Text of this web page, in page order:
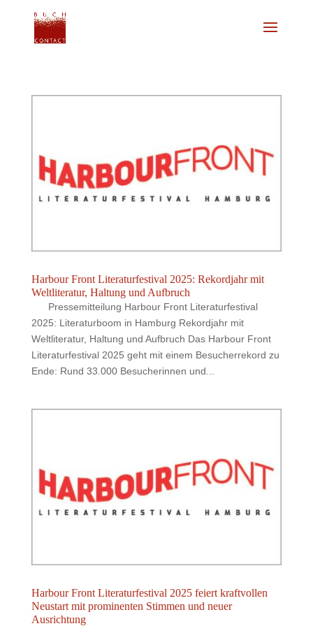
Harbour Front Literaturfestival 2025: Rekordjahr mit
Weltliteratur, Haltung und Aufbruch
Pressemitteilung Harbour Front Literaturfestival
2025: Literaturboom in Hamburg Rekordjahr mit
Weltliteratur, Haltung und Aufbruch Das Harbour Front
Literaturfestival 2025 geht mit einem Besucherrekord zu
Ende: Rund 33.000 Besucherinnen und...
Harbour Front Literaturfestival 2025 feiert kraftvollen
Neustart mit prominenten Stimmen und neuer
Ausrichtung